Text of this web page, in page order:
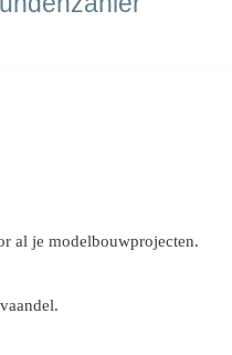
al je modelbouwprojecten.